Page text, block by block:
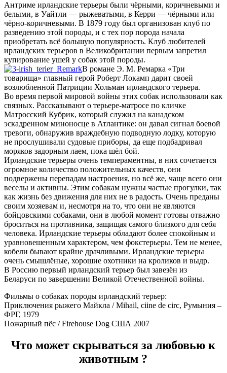
Антриме ирландские терьеры были чёрными, коричневыми и
белыми, в Уайтли — рыжеватыми, в Керри — чёрными или
чёрно-коричневыми. В 1879 году был организован клуб по
разведению этой породы, и с тех пор порода начала
приобретать всё большую популярность. Клуб любителей
ирландских терьеров в Великобритании первым запретил
купирование ушей у собак этой породы.
В романе Э. М. Ремарка «Три
товарища» главный герой Роберт Локамп дарит своей
возлюбленной Патриции Хольман ирландского терьера.
Во время первой мировой войны этих собак использовали как
связных. Рассказывают о терьере-матросе по кличке
Матросский Кубрик, который служил на канадском
эскадренном миноносце в Атлантике: он давал сигнал боевой
тревоги, обнаружив враждебную подводную лодку, которую
не прослушивали судовые приборы, да еще подбадривал
моряков задорным лаем, пока шёл бой.
Ирландские терьеры очень темпераментны, в них сочетается
огромное количество положительных качеств, они
подвержены перепадам настроения, но всё же, чаще всего они
веселы и активны. Этим собакам нужны частые прогулки, так
как жизнь без движения для них не в радость. Очень преданы
своим хозяевам и, несмотря на то, что они не являются
бойцовскими собаками, они в любой момент готовы отважно
броситься на противника, защищая самого близкого для себя
человека. Ирландские терьеры обладают более спокойным и
уравновешенным характером, чем фокстерьеры. Тем не менее,
кобели бывают крайне драчливыми. Ирландские терьеры
очень смышлёные, хорошие охотники на кроликов и выдр.
В Россию первый ирландский терьер был завезён из
Беларуси по завершении Великой Отечественной войны.
Фильмы о собаках породы ирландский терьер:
Приключения рыжего Майкла / Mihail, ciine de circ, Румыния –
ФРГ, 1979
Пожарный пёс / Firehouse Dog США 2007
Что может скрываться за любовью к
животным ?